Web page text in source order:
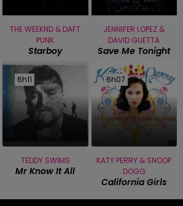
THE WEEKND & DAFT
PUNK
Starboy
JENNIFER LOPEZ &
DAVID GUETTA
Save Me Tonight
6h11
6h11
TEDDY SWIMS
Mr Know It All
6h07
6h07
KATY PERRY & SNOOP
DOGG
California Girls